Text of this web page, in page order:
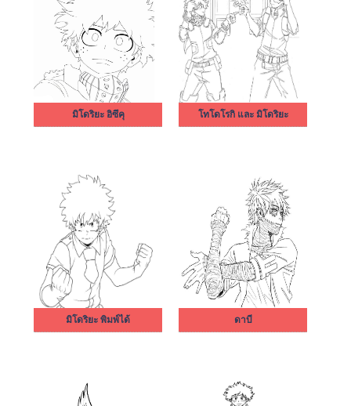
มิโดริยะ อิซึคุ โทโดโรกิ และ มิโดริยะ
มิโดริยะ พิมพ์ได้ ดาบี